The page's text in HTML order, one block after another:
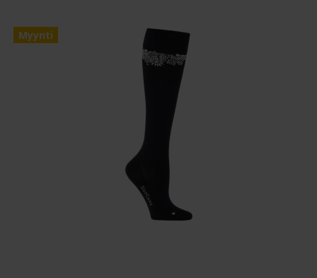
Myynti